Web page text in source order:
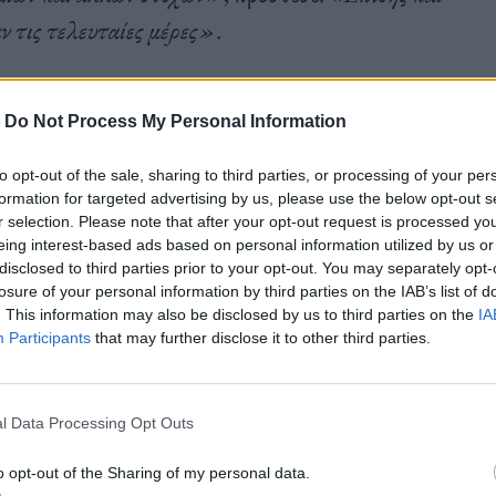
Do Not Process My Personal Information
opt-out of the sale, sharing to third parties, or processing of your
for targeted advertising by us, please use the below opt-out
selection. Please note that after your opt-out request is processed
interest-based ads based on personal information utilized by us
to third parties prior to your opt-out. You may separately
of your personal information by third parties on the IAB’s list of
This information may also be disclosed by us to third parties on the
Participants that may further disclose it to other third parties.
Data Processing Opt Outs
opt-out of the Sharing of my personal data.
τελευταίες μέρες».
δημοσιοποιηθεί τον Ιούλιο του 2022
έναν από τους πιο σημαντικούς ηγέτες του
περιοχή που εκτείνεται από την Ινδία ως το Ιράν
του εναντίον ξένων, θρησκευτικών
χαρακτηρίζεται γενικά η πιο σοβαρή απειλή
την εξουσία στο Αφγανιστάν, τον Αύγουστο